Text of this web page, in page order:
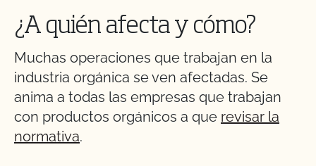
¿A quién afecta y cómo?
Muchas operaciones que trabajan en la
industria orgánica se ven afectadas. Se
anima a todas las empresas que trabajan
con productos orgánicos a que revisar la
normativa.